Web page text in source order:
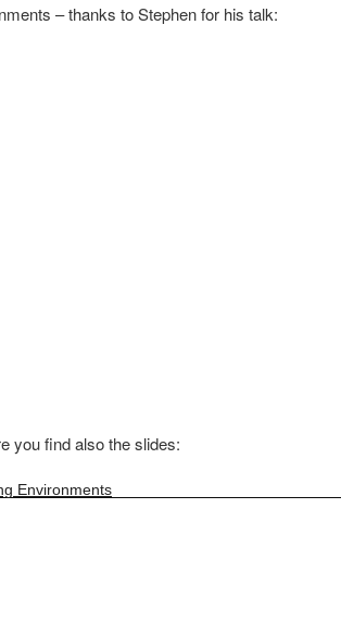
– thanks to Stephen for his talk:
you find also the slides:
Environments